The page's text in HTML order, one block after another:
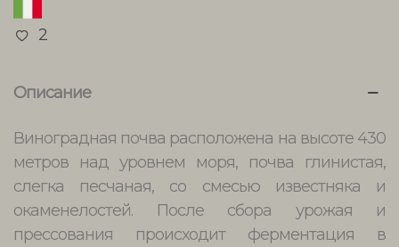
2
Описание
Виноградная почва расположена на высоте 430
метров над уровнем моря, почва глинистая,
слегка песчаная, со смесью известняка и
окаменелостей. После сбора урожая и
прессования происходит ферментация в